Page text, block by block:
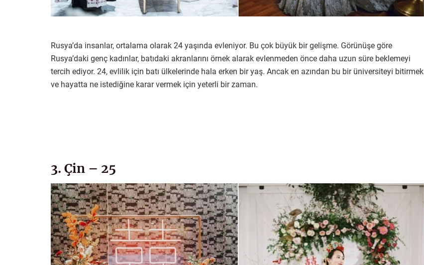
Rusya’da insanlar, ortalama olarak 24 yaşında evleniyor. Bu çok büyük bir gelişme. Görünüşe göre
Rusya’daki genç kadınlar, batıdaki akranlarını örnek alarak evlenmeden önce daha uzun süre beklemeyi
tercih ediyor. 24, evlilik için batı ülkelerinde hala erken bir yaş. Ancak en azından bu bir üniversiteyi bitirmek
ve hayatta ne istediğine karar vermek için yeterli bir zaman.
3. Çin – 25